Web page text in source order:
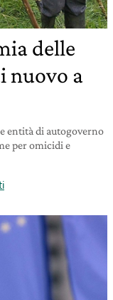
delle
nuovo a
entità di autogoverno
per omicidi e